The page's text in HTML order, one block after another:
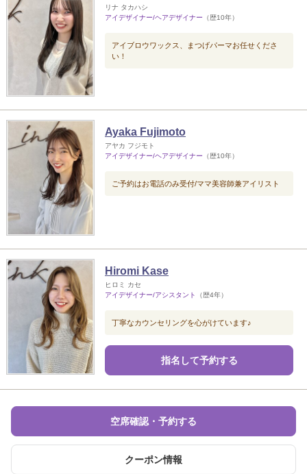
リナ タカハシ
アイデザイナー/ヘアデザイナー （歴10年）
アイブロウワックス、まつげパーマお任せくださ
い！
Ayaka Fujimoto
アヤカ フジモト
アイデザイナー/ヘアデザイナー （歴10年）
ご予約はお電話のみ受付/ママ美容師兼アイリスト
Hiromi Kase
ヒロミ カセ
アイデザイナー/アシスタント
（歴4年）
丁寧なカウンセリングを心がけています♪
指名して予約する
空席確認・予約する
クーポン情報